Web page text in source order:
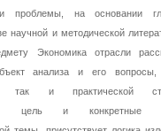
проблемы, на основании
научной и методической
Экономика отрасли
анализа и его
так и практической
цель и конкретные